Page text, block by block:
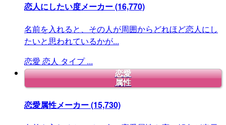
恋人にしたい度メーカー(16,770)
名前を入れると、その人が周囲からどれほど恋人にし
たいと思われているかが...
恋愛 恋人 タイプ ...
恋愛
属性
恋愛属性メーカー(15,730)